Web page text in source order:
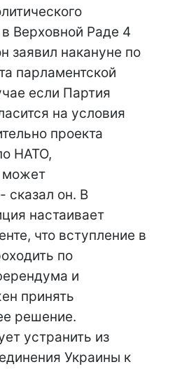
Верховной Раде 4
заявил накануне по
парламентской
если Партия
на условия
проекта
НАТО,
может
сказал он. В
настаивает
что вступление в
по
и
принять
решение.
устранить из
Украины к